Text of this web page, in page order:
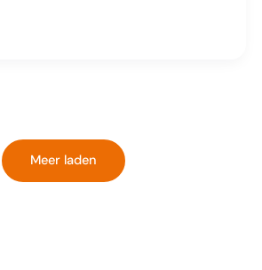
Meer laden